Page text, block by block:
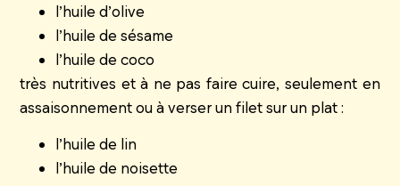
l’huile d’olive
l’huile de sésame
l’huile de coco
très nutritives et à ne pas faire cuire, seulement en
assaisonnement ou à verser un filet sur un plat :
l’huile de lin
l’huile de noisette